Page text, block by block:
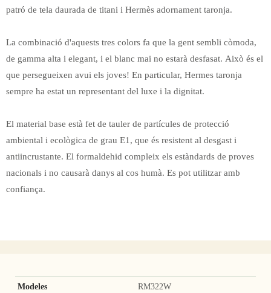
patró de tela daurada de titani i Hermès adornament taronja.
La combinació d'aquests tres colors fa que la gent sembli còmoda,
de gamma alta i elegant, i el blanc mai no estarà desfasat. Això és el
que persegueixen avui els joves! En particular, Hermes taronja
sempre ha estat un representant del luxe i la dignitat.
El material base està fet de tauler de partícules de protecció
ambiental i ecològica de grau E1, que és resistent al desgast i
antiincrustante. El formaldehid compleix els estàndards de proves
nacionals i no causarà danys al cos humà. Es pot utilitzar amb
confiança.
Modeles RM322W